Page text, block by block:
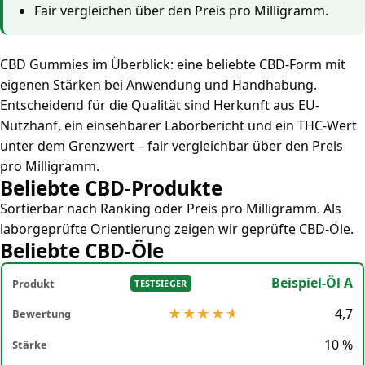
Fair vergleichen über den Preis pro Milligramm.
CBD Gummies im Überblick: eine beliebte CBD-Form mit
eigenen Stärken bei Anwendung und Handhabung.
Entscheidend für die Qualität sind Herkunft aus EU-
Nutzhanf, ein einsehbarer Laborbericht und ein THC-Wert
unter dem Grenzwert – fair vergleichbar über den Preis
pro Milligramm.
Beliebte CBD-Produkte
Sortierbar nach Ranking oder Preis pro Milligramm. Als
laborgeprüfte Orientierung zeigen wir geprüfte CBD-Öle.
Beliebte CBD-Öle
TESTSIEGER
Beispiel-Öl A
4,7
10 %